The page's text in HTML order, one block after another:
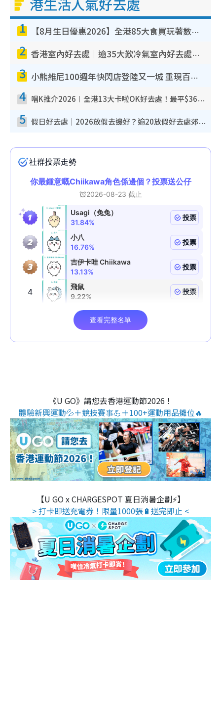
1 【8月生日優惠2026】全港85大食買玩著數攻略 自助餐/火鍋放題同行免費＋誠品/DONKI送現金券
2 香港室內好去處｜逾35大歎冷氣室內好去處推介 室內活動免費避雨無懼落雨
3 小熊維尼100週年快閃店登陸又一城 重現百畝森林經典場景／獨家限定盲盒登場／專屬DIY香水
4 唱K推介2026︱全港13大卡啦OK好去處！最平$36起 日文K都有！(附地址+收費詳情)
5 假日好去處｜2026放假去邊好？逾20放假好去處郊外/秘景 休閒半日或一日遊
《U GO》請您去香港運動節2026！
體驗新興運動💦＋競技賽事💪＋100+運動用品攤位🔥
【U GO x CHARGESPOT 夏日消暑企劃⚡】
> 打卡即送充電券！限量1000張🔋送完即止 <